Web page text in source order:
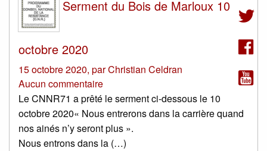
Serment du Bois de Marloux 10
octobre 2020
15 octobre 2020, parChristian Celdran
Aucun commentaire
Le CNNR71 a prêté le serment ci-dessous le 10
octobre 2020« Nous entrerons dans la carrière quand
nos ainés n’y seront plus ».
Nous entrons dans la (…)